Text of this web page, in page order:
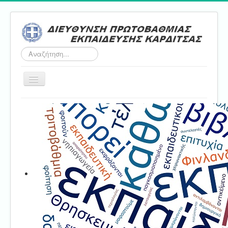
Αναζήτηση...
Εναλλαγή
Αρχική
Τμήμα Α'
Τμήμα Β'
Τμήμα Γ'
Τμήμα Δ'
Τμήμα E'
Επικοινωνία